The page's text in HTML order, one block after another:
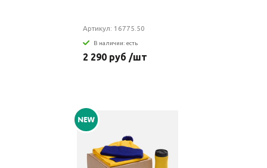
Артикул: 16775.50
В наличии: есть
2 290 руб /шт